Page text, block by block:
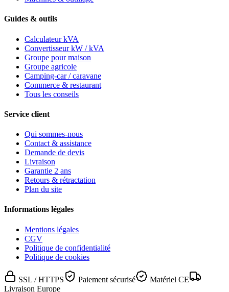
Guides & outils
Calculateur kVA
Convertisseur kW / kVA
Groupe pour maison
Groupe agricole
Camping-car / caravane
Commerce & restaurant
Tous les conseils
Service client
Qui sommes-nous
Contact & assistance
Demande de devis
Livraison
Garantie 2 ans
Retours & rétractation
Plan du site
Informations légales
Mentions légales
CGV
Politique de confidentialité
Politique de cookies
SSL / HTTPS Paiement sécurisé
Matériel CE
Livraison Europe